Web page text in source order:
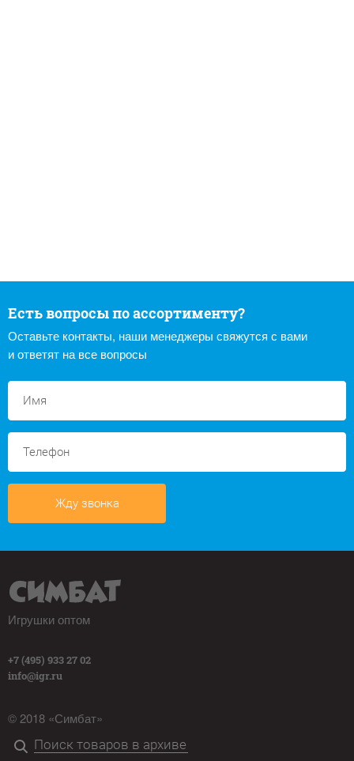
Есть вопросы по ассортименту?
Оставьте контакты, наши менеджеры свяжутся с вами
и ответят на все вопросы
Жду звонка
Игрушки оптом
+7 (495) 933 27 02
info@igr.ru
© 2018 «Симбат»